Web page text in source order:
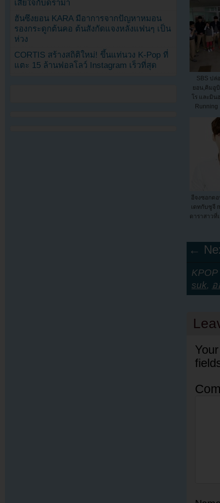
SBS ปล่
ยอน,คิมอู
โร และมิน
Running
อีจงซอกตอ
เดทกับซูจี
ดาราสาวที่
←
suk,
เสียใจกับดราม่า
ฮันซึงยอน KARA มีอาการจากปัญหาหมอน
รองกระดูกต้นคอ ต้นสังกัดแจงหลังแฟนๆ เป็น
ห่วง
CORTIS สร้างสถิติใหม่! ขึ้นแท่นวง K-Pop ที่
แตะ 15 ล้านฟอลโลว์ Instagram เร็วที่สุด